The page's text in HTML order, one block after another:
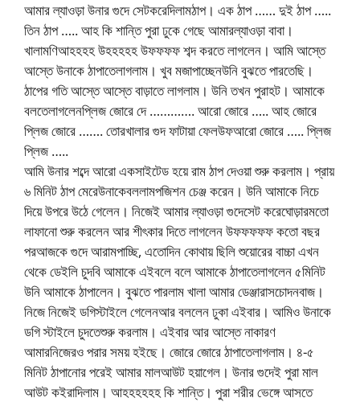
আমার ল্যাওড়া উনার গুদে সেটকরেদিলামঠাপ। এক ঠাপ …… দুই ঠাপ …..
তিন ঠাপ ….. আহ কি শান্তি পুরা ঢুকে গেছে আমারল্যাওড়া বাবা।
খালামণিআহহহহ উহহহহহ উফফফফ শব্দ করতে লাগলেন। আমি আস্তে
আস্তে উনাকে ঠাপাতেলাগলাম। খুব মজাপাচ্ছেনউনি বুঝতে পারতেছি।
ঠাপের গতি আস্তে আস্তে বাড়াতে লাগলাম। উনি তখন পুরাহট। আমাকে
বলতেলাগলেনপ্লিজ জোরে দে …………. আরো জোরে ….. আহ জোরে
প্লিজ জোরে ……. তোরখালার গুদ ফাটায়া ফেলউফআরো জোরে ….. প্লিজ
প্লিজ …..
আমি উনার শব্দে আরো একসাইটেড হয়ে রাম ঠাপ দেওয়া শুরু করলাম। প্রায়
৬ মিনিট ঠাপ মেরেউনাকেবললামপজিশন চেঞ্জ করেন। উনি আমাকে নিচে
দিয়ে উপরে উঠে গেলেন। নিজেই আমার ল্যাওড়া গুদেসেট করেঘোড়ারমতো
লাফানো শুরু করলেন আর শীৎকার দিতে লাগলেন উফফফফফ কতো বছর
পরআজকে গুদে আরামপাচ্ছি, এতোদিন কোথায় ছিলি শুয়োরের বাচ্চা এখন
থেকে ডেইলি চুদবি আমাকে এইবলে বলে আমাকে ঠাপাতেলাগলেন ৫মিনিট
উনি আমাকে ঠাপালেন। বুঝতে পারলাম খালা আমার ডেঞ্জারাসচোদনবাজ।
নিজে নিজেই ডগিস্টাইলে গেলেনআর বললেন ঢুকা এইবার। আমিও উনাকে
ডগি স্টাইলে চুদতেশুরু করলাম। এইবার আর আস্তে নাকারণ
আমারনিজেরও পরার সময় হইছে। জোরে জোরে ঠাপাতেলাগলাম। ৪-৫
মিনিট ঠাপানোর পরেই আমার মালআউট হয়াগেল। উনার গুদেই পুরা মাল
আউট কইরাদিলাম। আহহহহহহ কি শান্তি। পুরা শরীর ভেঙ্গে আসতে